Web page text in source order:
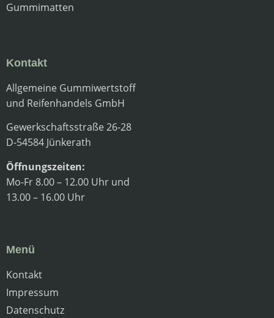
Gummimatten
Kontakt
Allgemeine Gummiwertstoff
und Reifenhandels GmbH
Gewerkschaftsstraße 26-28
D-54584 Jünkerath
Öffnungszeiten:
Mo-Fr 8.00 – 12.00 Uhr und
13.00 – 16.00 Uhr
Menü
Kontakt
Impressum
Datenschutz